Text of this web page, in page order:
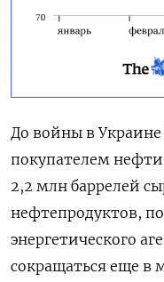
До войны в
покупателем нефти
2,2 млн баррелей
нефтепродуктов,
энергетического
сокращаться еще в